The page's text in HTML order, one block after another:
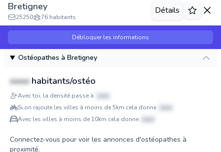
Bretigney
25250 76 habitants
Détails
Débloquer les informations
Ostéopathes à Bretigney
xxxx habitants/ostéo
Avec toi, la densité passe à
xxxx
Si on rajoute les villes à moins de 5km cela donne
xxxx
Avec les villes à moins de 10km cela donne
xxxx
Connectez-vous pour voir les annonces d'ostéopathes à
proximité.